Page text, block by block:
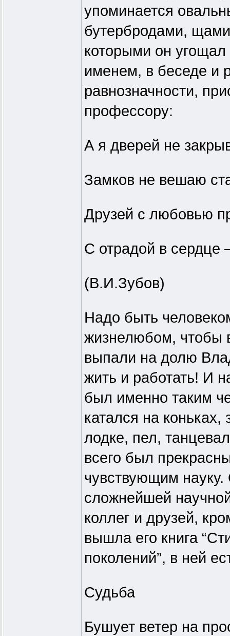
упоминается
бутербродами,
которыми он
именем, в беседе и
равнозначности,
профессору:
А я дверей не
Замков не вешаю
Друзей с любовью
С отрадой в сердце
(В.И.Зубов)
Надо быть
жизнелюбом, чтобы
выпали на долю
жить и работать! И
был именно таким
катался на
лодке, пел,
всего был
чувствующим
сложнейшей
коллег и друзей,
вышла его книга
поколений”, в ней
Судьба
Бушует ветер на